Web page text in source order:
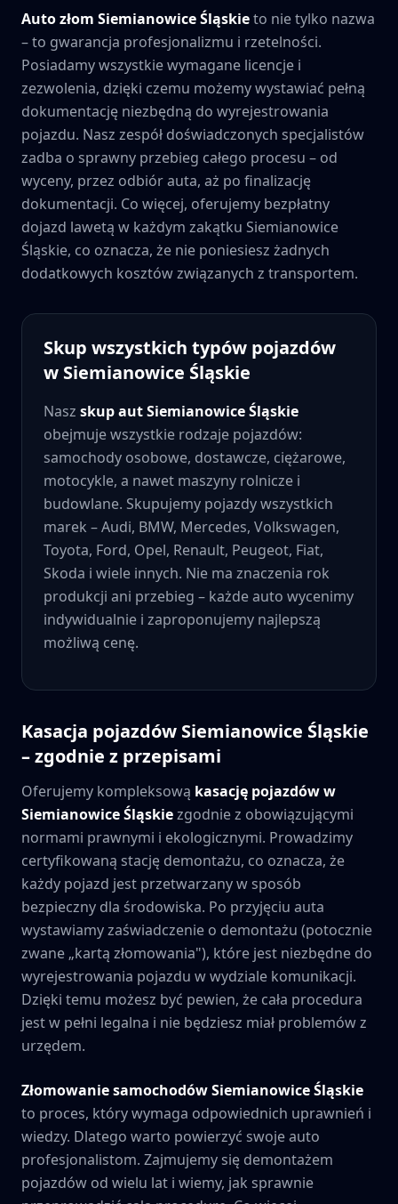
Auto złom Siemianowice Śląskieto nie tylko nazwa
– to gwarancja profesjonalizmu i rzetelności.
Posiadamy wszystkie wymagane licencje i
zezwolenia, dzięki czemu możemy wystawiać pełną
dokumentację niezbędną do wyrejestrowania
pojazdu. Nasz zespół doświadczonych specjalistów
zadba o sprawny przebieg całego procesu – od
wyceny, przez odbiór auta, aż po finalizację
dokumentacji. Co więcej, oferujemy bezpłatny
dojazd lawetą w każdym zakątku Siemianowice
Śląskie, co oznacza, że nie poniesiesz żadnych
dodatkowych kosztów związanych z transportem.
Skup wszystkich typów pojazdów
w Siemianowice Śląskie
Nasz skup autSiemianowice Śląskie
obejmuje wszystkie rodzaje pojazdów:
samochody osobowe, dostawcze, ciężarowe,
motocykle, a nawet maszyny rolnicze i
budowlane. Skupujemy pojazdy wszystkich
marek – Audi, BMW, Mercedes, Volkswagen,
Toyota, Ford, Opel, Renault, Peugeot, Fiat,
Skoda i wiele innych. Nie ma znaczenia rok
produkcji ani przebieg – każde auto wycenimy
indywidualnie i zaproponujemy najlepszą
możliwą cenę.
Kasacja pojazdów Siemianowice Śląskie
– zgodnie z przepisami
Oferujemy kompleksową kasację pojazdów w
Siemianowice Śląskiezgodnie z obowiązującymi
normami prawnymi i ekologicznymi. Prowadzimy
certyfikowaną stację demontażu, co oznacza, że
każdy pojazd jest przetwarzany w sposób
bezpieczny dla środowiska. Po przyjęciu auta
wystawiamy zaświadczenie o demontażu (potocznie
zwane „kartą złomowania"), które jest niezbędne do
wyrejestrowania pojazdu w wydziale komunikacji.
Dzięki temu możesz być pewien, że cała procedura
jest w pełni legalna i nie będziesz miał problemów z
urzędem.
Złomowanie samochodówSiemianowice Śląskie
to proces, który wymaga odpowiednich uprawnień i
wiedzy. Dlatego warto powierzyć swoje auto
profesjonalistom. Zajmujemy się demontażem
pojazdów od wielu lat i wiemy, jak sprawnie